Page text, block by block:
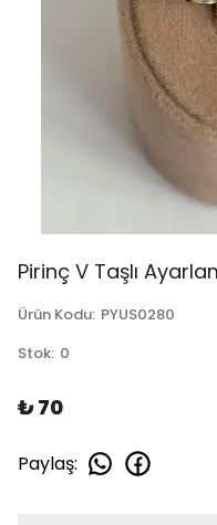
Pirinç V Taşlı
Ürün Kodu: PYUS0280
Stok: 0
₺ 70
Paylaş: